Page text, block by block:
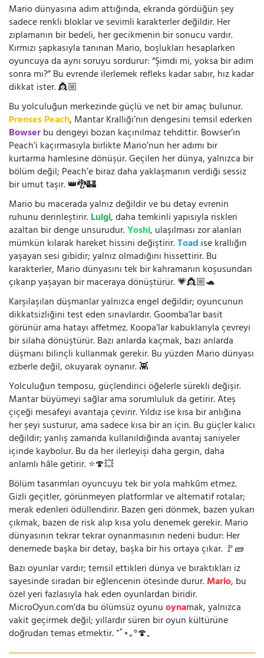
Mario dünyasına adım attığında, ekranda gördüğün şey
sadece renkli bloklar ve sevimli karakterler değildir. Her
zıplamanın bir bedeli, her gecikmenin bir sonucu vardır.
Kırmızı şapkasıyla tanınan Mario, boşlukları hesaplarken
oyuncuya da aynı soruyu sordurur: “Şimdi mi, yoksa bir adım
sonra mı?” Bu evrende ilerlemek refleks kadar sabır, hız kadar
dikkat ister. 👸🏼
Bu yolculuğun merkezinde güçlü ve net bir amaç bulunur.
Prenses Peach, Mantar Krallığı’nın dengesini temsil ederken
Bowserbu dengeyi bozan kaçınılmaz tehdittir. Bowser’ın
Peach’i kaçırmasıyla birlikte Mario’nun her adımı bir
kurtarma hamlesine dönüşür. Geçilen her dünya, yalnızca bir
bölüm değil; Peach’e biraz daha yaklaşmanın verdiği sessiz
bir umut taşır. 👑🐉🏰
Mario bu macerada yalnız değildir ve bu detay evrenin
ruhunu derinleştirir.Luigi, daha temkinli yapısıyla riskleri
azaltan bir denge unsurudur.Yoshi, ulaşılması zor alanları
mümkün kılarak hareket hissini değiştirir.Toad ise krallığın
yaşayan sesi gibidir; yalnız olmadığını hissettirir. Bu
karakterler, Mario dünyasını tek bir kahramanın koşusundan
çıkarıp yaşayan bir maceraya dönüştürür. 💗👸🏼🐢
Karşılaşılan düşmanlar yalnızca engel değildir; oyuncunun
dikkatsizliğini test eden sınavlardır. Goomba’lar basit
görünür ama hatayı affetmez. Koopa’lar kabuklarıyla çevreyi
bir silaha dönüştürür. Bazı anlarda kaçmak, bazı anlarda
düşmanı bilinçli kullanmak gerekir. Bu yüzden Mario dünyası
ezberle değil, okuyarak oynanır. 👾
Yolculuğun temposu, güçlendirici öğelerle sürekli değişir.
Mantar büyümeyi sağlar ama sorumluluk da getirir. Ateş
çiçeği mesafeyi avantaja çevirir. Yıldız ise kısa bir anlığına
her şeyi susturur, ama sadece kısa bir an için. Bu güçler kalıcı
değildir; yanlış zamanda kullanıldığında avantaj saniyeler
içinde kaybolur. Bu da her ilerleyişi daha gergin, daha
anlamlı hâle getirir. ⭐🍄💥
Bölüm tasarımları oyuncuyu tek bir yola mahkûm etmez.
Gizli geçitler, görünmeyen platformlar ve alternatif rotalar;
merak edenleri ödüllendirir. Bazen geri dönmek, bazen yukarı
çıkmak, bazen de risk alıp kısa yolu denemek gerekir. Mario
dünyasının tekrar tekrar oynanmasının nedeni budur: Her
denemede başka bir detay, başka bir his ortaya çıkar. 🚩🧱
Bazı oyunlar vardır; temsil ettikleri dünya ve bıraktıkları iz
sayesinde sıradan bir eğlencenin ötesinde durur.Mario, bu
özel yeri fazlasıyla hak eden oyunlardan biridir.
MicroOyun.com’da bu ölümsüz oyunuoynamak, yalnızca
vakit geçirmek değil; yıllardır süren bir oyun kültürüne
doğrudan temas etmektir. ⁺˚⋆｡°🍄₊